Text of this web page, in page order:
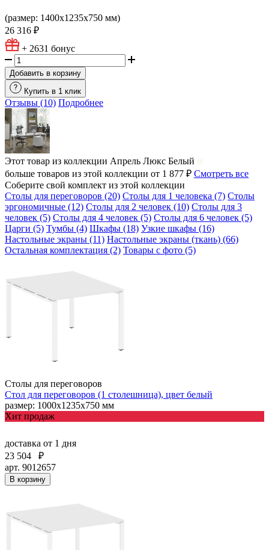
(размер: 1400х1235х750 мм)
26 316 ₽
+ 2631 бонус
Добавить в корзину
Купить в 1 клик
Отзывы (10) Подробнее
Этот товар из коллекции Апрель Люкс Белый
больше товаров из этой коллекции от 1 877 ₽ Смотреть все
Соберите свой комплект из этой коллекции
Столы для переговоров (20) Столы для 1 человека (7) Столы
эргономичные (12) Столы для 2 человек (10) Столы для 3
человек (5) Столы для 4 человек (5) Столы для 6 человек (5)
Царги (5) Тумбы (4) Шкафы (18) Узкие шкафы (16)
Настольные экраны (11) Настольные экраны (ткань) (66)
Остальная комплектация (2) Товары с фото (5)
Столы для переговоров
Стол для переговоров (1 столешница), цвет белый
размер: 1000х1235х750 мм
Хит продаж
доставка от 1 дня
23 504
₽
арт. 9012657
В корзину